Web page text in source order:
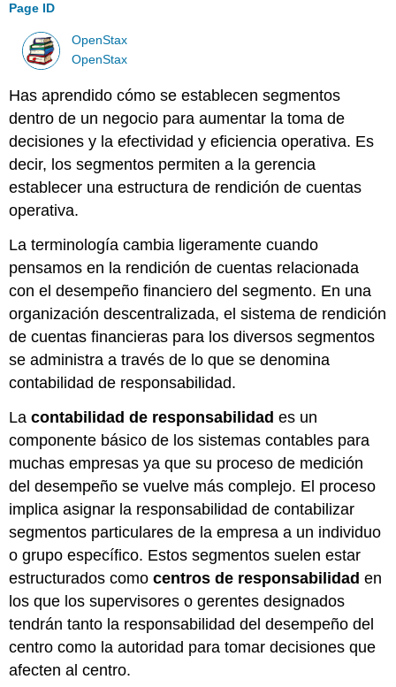
Page ID
OpenStax
OpenStax
Has aprendido cómo se establecen segmentos
dentro de un negocio para aumentar la toma de
decisiones y la efectividad y eficiencia operativa. Es
decir, los segmentos permiten a la gerencia
establecer una estructura de rendición de cuentas
operativa.
La terminología cambia ligeramente cuando
pensamos en la rendición de cuentas relacionada
con el desempeño financiero del segmento. En una
organización descentralizada, el sistema de rendición
de cuentas financieras para los diversos segmentos
se administra a través de lo que se denomina
contabilidad de responsabilidad.
Lacontabilidad de responsabilidad es un
componente básico de los sistemas contables para
muchas empresas ya que su proceso de medición
del desempeño se vuelve más complejo. El proceso
implica asignar la responsabilidad de contabilizar
segmentos particulares de la empresa a un individuo
o grupo específico. Estos segmentos suelen estar
estructurados comocentros de responsabilidad en
los que los supervisores o gerentes designados
tendrán tanto la responsabilidad del desempeño del
centro como la autoridad para tomar decisiones que
afecten al centro.